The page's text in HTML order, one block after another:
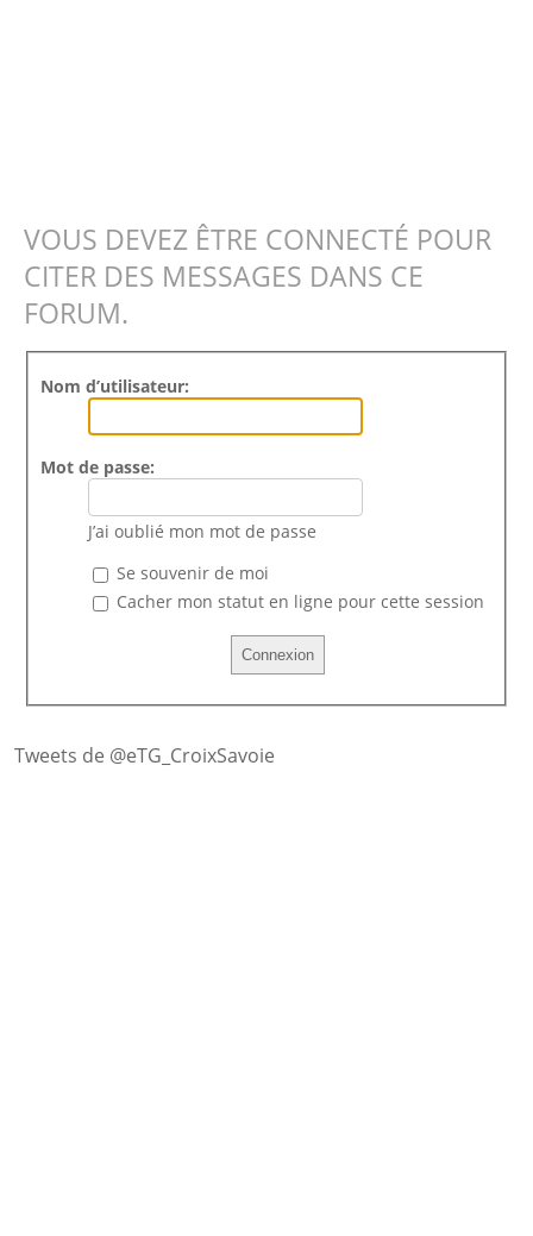
VOUS DEVEZ ÊTRE CONNECTÉ POUR
CITER DES MESSAGES DANS CE
FORUM.
Nom d’utilisateur:
Mot de passe:
J’ai oublié mon mot de passe
Se souvenir de moi
Cacher mon statut en ligne pour cette session
Tweets de @eTG_CroixSavoie